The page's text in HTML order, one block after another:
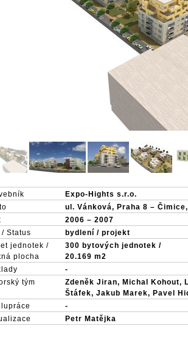
Expo-Hights s.r.o.
ul. Vánková, Praha 8 –
2006 – 2007
/ Status
bydlení / projekt
jednotek /
plocha
300 bytových jednotek /
20.169 m2
-
tým
Zdeněk Jiran, Michal Kohout,
Štáfek, Jakub Marek, Pavel
-
Petr Matějka